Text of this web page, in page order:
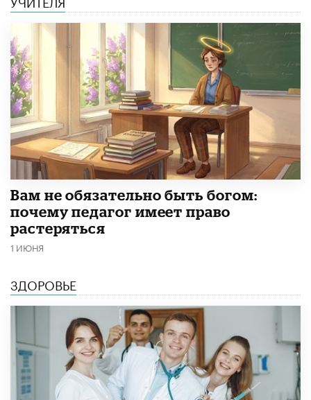
​Вам не обязательно быть богом:
почему педагог имеет право
растеряться
1 ИЮНЯ
ЗДОРОВЬЕ